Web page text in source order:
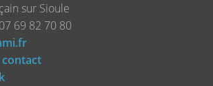
sur Sioule
69 82 70 80